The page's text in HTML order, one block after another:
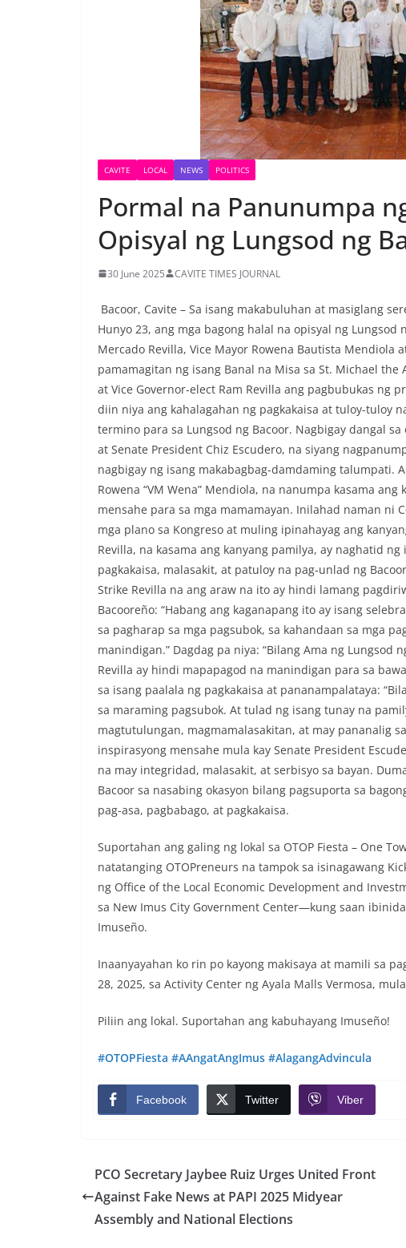
CAVITE LOCAL NEWS POLITICS
Pormal na Panunumpa
Opisyal ng Lungsod ng
30 June 2025 CAVITE TIMES JOURNAL
Bacoor, Cavite – Sa isang makabuluhan at masiglang
Hunyo 23, ang mga bagong halal na opisyal ng Lungsod
Mercado Revilla, Vice Mayor Rowena Bautista Mendiola
pamamagitan ng isang Banal na Misa sa St. Michael
at Vice Governor-elect Ram Revilla ang pagbubukas ng
diin niya ang kahalagahan ng pagkakaisa at tuloy-tuloy
termino para sa Lungsod ng Bacoor. Nagbigay dangal
at Senate President Chiz Escudero, na siyang
nagbigay ng isang makabagbag-damdaming talumpati.
Rowena “VM Wena” Mendiola, na nanumpa kasama
mensahe para sa mga mamamayan. Inilahad naman ni
mga plano sa Kongreso at muling ipinahayag ang
Revilla, na kasama ang kanyang pamilya, ay naghatid
pagkakaisa, malasakit, at patuloy na pag-unlad ng
Strike Revilla na ang araw na ito ay hindi lamang
Bacooreño: “Habang ang kaganapang ito ay isang
sa pagharap sa mga pagsubok, sa kahandaan sa mga
manindigan.” Dagdag pa niya: “Bilang Ama ng Lungsod
Revilla ay hindi mapapagod na manindigan para sa
sa isang paalala ng pagkakaisa at pananampalataya:
sa maraming pagsubok. At tulad ng isang tunay na
magtutulungan, magmamalasakitan, at may pananalig
inspirasyong mensahe mula kay Senate President
na may integridad, malasakit, at serbisyo sa bayan.
Bacoor sa nasabing okasyon bilang pagsuporta sa
pag-asa, pagbabago, at pagkakaisa.
Suportahan ang galing ng lokal sa OTOP Fiesta – One
natatanging OTOPreneurs na tampok sa isinagawang
ng Office of the Local Economic Development and
sa New Imus City Government Center—kung saan
Imuseño.
Inaanyayahan ko rin po kayong makisaya at mamili sa
28, 2025, sa Activity Center ng Ayala Malls Vermosa,
Piliin ang lokal. Suportahan ang kabuhayang Imuseño!
#OTOPFiesta #AAngatAngImus #AlagangAdvincula
Facebook Twitter Viber
PCO Secretary Jaybee Ruiz Urges United Front
Against Fake News at PAPI 2025 Midyear
Assembly and National Elections